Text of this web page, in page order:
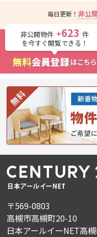
毎日更新！ 非公
非公開物件 +623 件
を今すぐ閲覧できる！
〒569-0803
高槻市高槻町20-10
日本アールイーNET高